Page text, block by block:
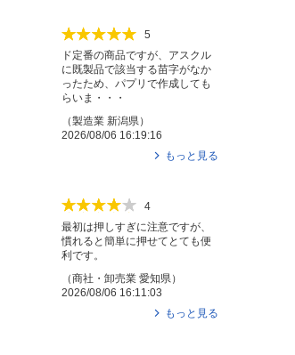
5
ド定番の商品ですが、アスクル
に既製品で該当する苗字がなか
ったため、パプリで作成しても
らいま・・・
（製造業 新潟県 ）
2026/08/06 16:19:16
もっと見る
4
最初は押しすぎに注意ですが、
慣れると簡単に押せてとても便
利です。
（商社・卸売業 愛知県）
2026/08/06 16:11:03
もっと見る